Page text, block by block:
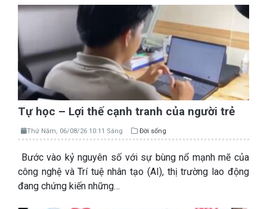
Tự học – Lợi thế cạnh tranh của người trẻ
Thứ Năm, 06/08/26 10:11 Sáng Đời sống
Bước vào kỷ nguyên số với sự bùng nổ mạnh mẽ của
công nghệ và Trí tuệ nhân tạo (AI), thị trường lao động
đang chứng kiến những…